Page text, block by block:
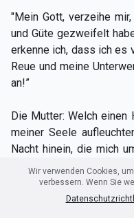
"Mein Gott, verzeihe
und Güte gezweifelt
erkenne ich, dass ich es
Reue und meine
an!”
Die Mutter: Welch
meiner Seele
Nacht hinein, die mich
beten. Gott befohlen! C ...
Bemerkung:Bei
Wir verwenden Cookies,
verbessern. Wenn Sie